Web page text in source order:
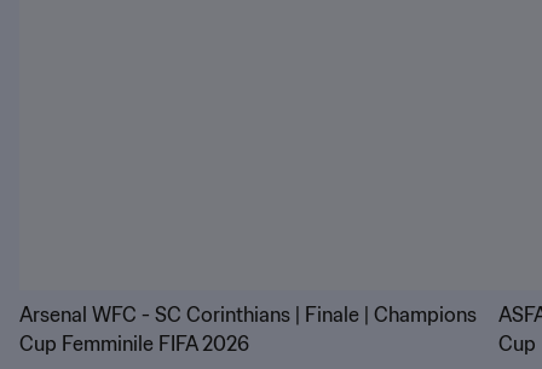
Arsenal WFC - SC Corinthians | Finale | Champions
Cup Femminile FIFA 2026
Cup